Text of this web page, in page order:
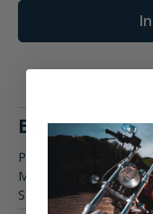
Beschreibung
Produktbeschreibung:
Motorradbekleidung
SPIDI STR-6…Mehr